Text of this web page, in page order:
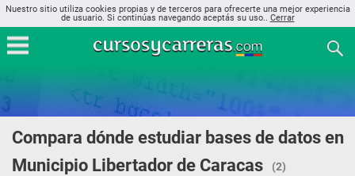
Nuestro sitio utiliza cookies propias y de terceros para ofrecerte una mejor experiencia
de usuario. Si continúas navegando aceptás su uso.. Cerrar
Compara dónde estudiar bases de datos en
Municipio Libertador de Caracas
(2)